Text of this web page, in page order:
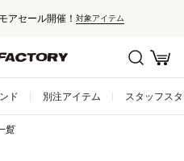
アセール開催！ 対象アイテム
ド 別注アイテム スタッフス
覧